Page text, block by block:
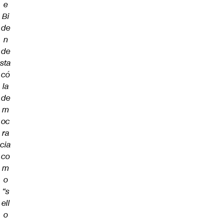
e
Bi
de
n
de
sta
có
la
de
m
oc
ra
cia
co
m
o
“s
ell
o